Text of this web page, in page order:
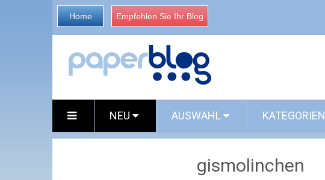
Home Empfehlen Sie Ihr Blog
NEU AUSWAHL KATEGORIEN
gismolinchen